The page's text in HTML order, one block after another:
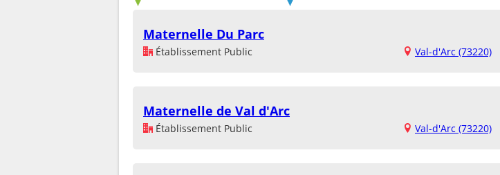
Maternelle Du Parc
Établissement Public Val-d'Arc (73220)
Maternelle de Val d'Arc
Établissement Public Val-d'Arc (73220)